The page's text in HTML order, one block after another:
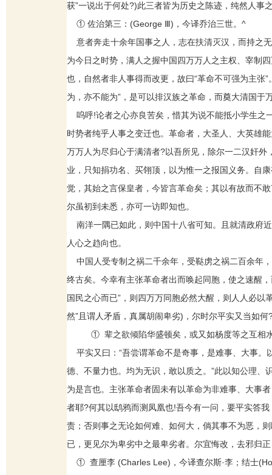
获”一说出于何处?)此三者皆为历史之陈迹，纯然人事
① 佐治第三：(George Ⅲ)，今译乔治三世。^
意者奔走十余年国事之人，志在扶清灭汉，而持之
为今日之时势，满人之握中国四万万人之主权、宰制
也，自然者非人事得而改更，故曰“革命不可强为主张
为，亦不能为”，是可以排汉族之革命，而奠大清国于
呜呼!论者之心亦良苦矣，惜其为说不能抵小学生之
时势者纯乎人事之变迁也。革命者，大圣人、大英雄
万万人为尽归心于满清者?以吾所见，除尔一二汉奸
业，只知捐功名、买翎顶，以为惟一之报国义务。自
觉，其始之言保皇者，今皆言革命矣；其以有故而不
尔虽初到未悉，亦可一访即知也。
南洋一隅已如此，则中国十八省可知。且就清政府
人心之趋向也。
中国人受专制之祸二千余年，受鞑虏之祸二百余年
终古矣。今幸有主张革命者出而唤起同胞，使之速醒
国民之心而已”，则四万万同胞必然大醒，则人人必以
然”且谓人矛盾，真属胡闹卑劣)，尔时尔平实又当如
① 辈之欲倾陷华盛顿矣，或又如杨度等之互相
平实又曰：“吾尝谓革命不是奇事，是难事、大事。
德、不量力也。均为无识，敢以质之。”此以知公理
为是言也。主张革命者固未有以革命为非难事、大事
者耶?何其以鸱鸦而测凤凰也!吾今有一问，要平实答
责；否则事之无论如何难、如何大，倘其事不为恶，
已，更见尔为卑劣中之最卑劣者。尔宜悔改，去邪归
① 查厘李 (Charles Lee)，今译查尔斯·李；结士